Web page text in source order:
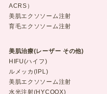
ACRS）
美肌エクソソーム注射
育毛エクソソーム注射
美肌治療(レーザー その他)
HIFU(ハイフ)
ルメッカ(IPL)
美肌エクソソーム注射
水光注射(HYCOOX)